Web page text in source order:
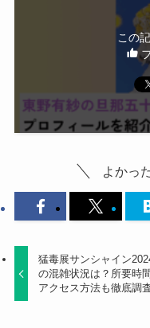
この
よかっ
猛毒展サンシャイン
の混雑状況は？所要時
アクセス方法も徹底調